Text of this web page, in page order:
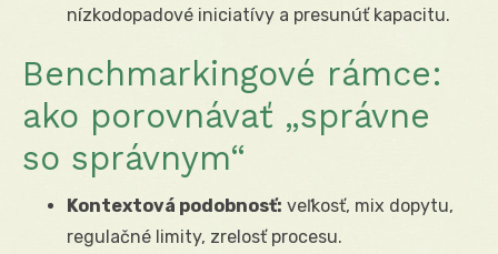
nízkodopadové iniciatívy a presunúť kapacitu.
Benchmarkingové rámce:
ako porovnávať „správne
so správnym“
Kontextová podobnosť: veľkosť, mix dopytu,
regulačné limity, zrelosť procesu.